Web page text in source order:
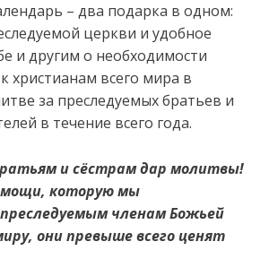
– два подарка в одном:
церкви и удобное
и другим о необходимости
христианам всего мира в
за преследуемых братьев и
в течение всего года.
и сёстрам дар молитвы!
которую мы
членам Божьей
они превыше всего ценят